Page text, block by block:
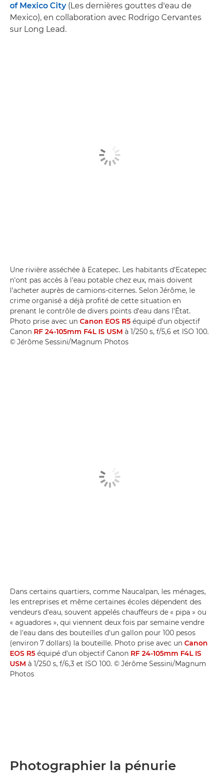
of Mexico City(Les dernières gouttes d'eau de
Mexico), en collaboration avec Rodrigo Cervantes
sur Long Lead.
Une rivière asséchée à Ecatepec. Les habitants d'Ecatepec
n'ont pas accès à l'eau potable chez eux, mais doivent
l'acheter auprès de camions-citernes. Selon Jérôme, le
crime organisé a déjà profité de cette situation en
prenant le contrôle de divers points d'eau dans l'État.
Photo prise avec un Canon EOS R5 équipé d'un objectif
Canon RF 24-105mm F4L IS USM à 1/250 s, f/5,6 et ISO 100.
© Jérôme Sessini/Magnum Photos
Dans certains quartiers, comme Naucalpan, les ménages,
les entreprises et même certaines écoles dépendent des
vendeurs d'eau, souvent appelés chauffeurs de « pipa » ou
« aguadores », qui viennent deux fois par semaine vendre
de l'eau dans des bouteilles d'un gallon pour 100 pesos
(environ 7 dollars) la bouteille. Photo prise avec un Canon
EOS R5 équipé d'un objectif Canon RF 24-105mm F4L IS
USM à 1/250 s, f/6,3 et ISO 100. © Jérôme Sessini/Magnum
Photos
Photographier la pénurie